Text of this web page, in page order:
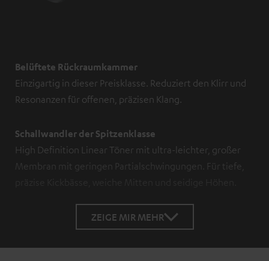
Belüftete Rückraumkammer
Einzigartig in dieser Preisklasse. Reduziert den Klirr und
Resonanzen für offenen, präzisen Klang.
Schallwandler der Spitzenklasse
High Definition Linear Töner mit ultra-leichter, großer
Membran mit geringen Partialschwingungen. Für tiefe,
ZEIGE MIR MEHR